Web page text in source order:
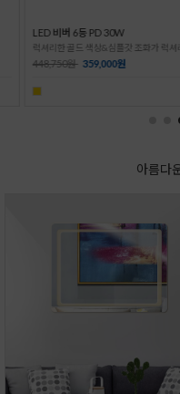
LED 버블 PD D형 회오리 30W
373,750원 299,000원
아름다